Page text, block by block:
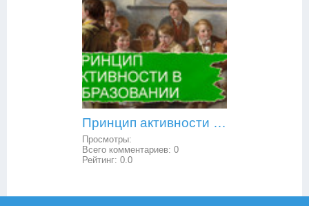
Принцип активности в образовании
Просмотры:
Всего комментариев: 0
Рейтинг: 0.0